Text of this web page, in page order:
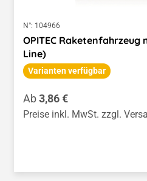
N°: 104966
OPITEC Raketenfahrzeug
Line)
Varianten verfügbar
Regulärer Preis:
Ab3,86 €
Preise inkl. MwSt. zzgl.